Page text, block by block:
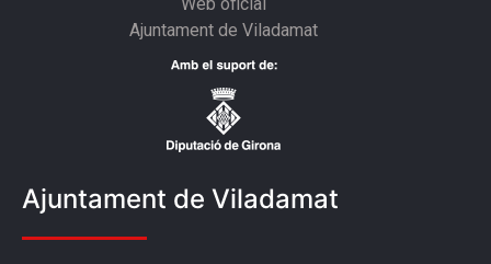
Ajuntament de Viladamat
Ajuntament de Viladamat